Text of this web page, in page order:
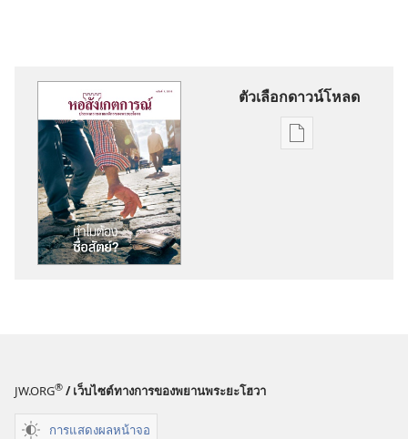
ตัวเลือกดาวน์โหลด
ตัว
JW.ORG® / เว็บไซต์ทางการของพยานพระยะโฮวา
การแสดงผลหน้าจอ